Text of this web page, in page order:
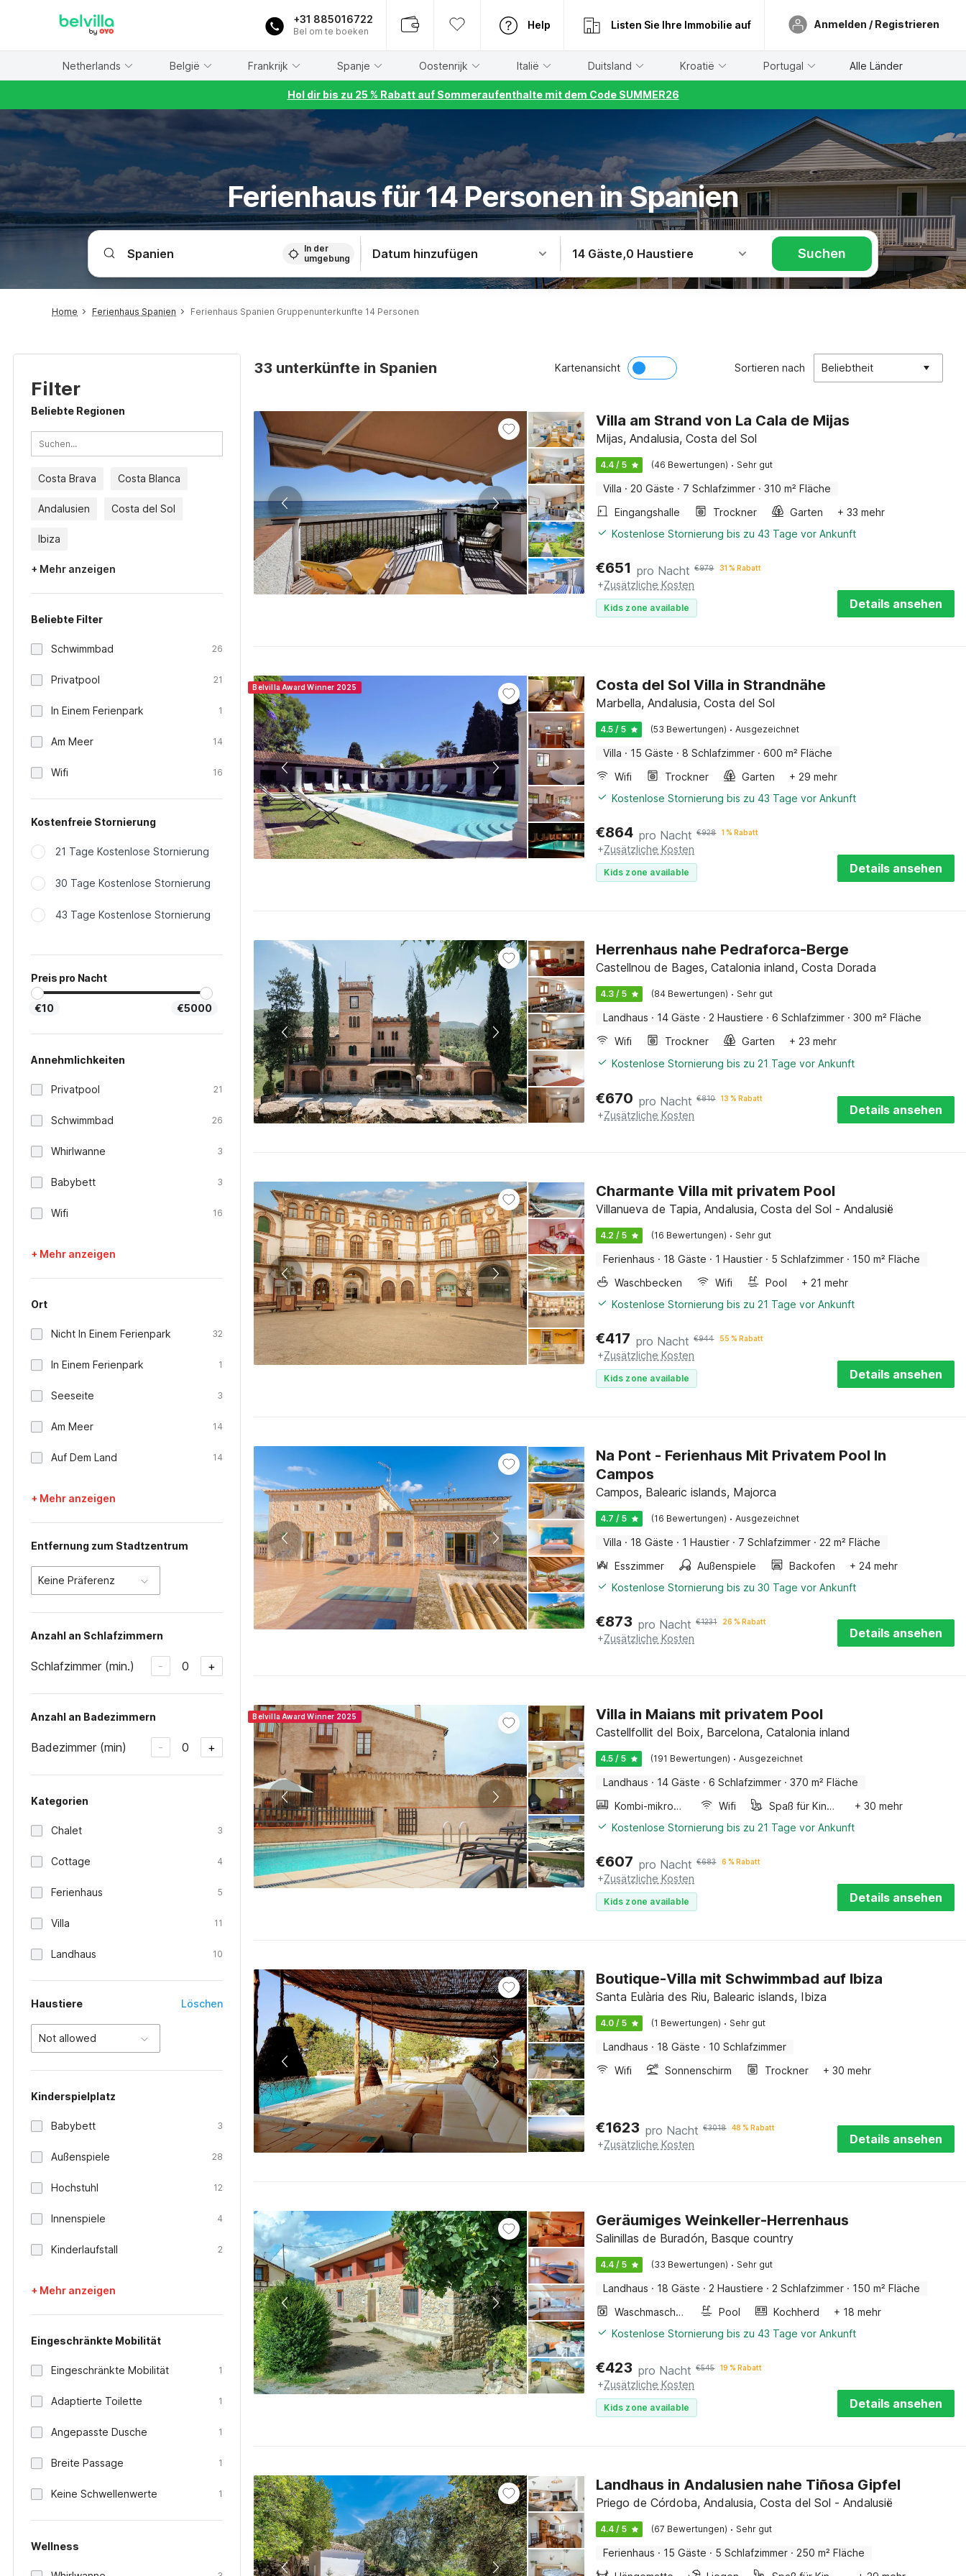
+31 885016722
Bel om te boeken
Help Listen Sie Ihre Immobilie auf Anmelden / Registrieren
Netherlands België Frankrijk Spanje Oostenrijk Italië Duitsland Kroatië Portugal Alle Länder
Hol dir bis zu 25 % Rabatt auf Sommeraufenthalte mit dem Code SUMMER26
Ferienhaus für 14 Personen in Spanien
In der
umgebung
Datum hinzufügen 14 Gäste,0 Haustiere Suchen
Home Ferienhaus Spanien Ferienhaus Spanien Gruppenunterkunfte 14 Personen
Filter
Beliebte Regionen
Costa Brava Costa Blanca
Andalusien Costa del Sol
Ibiza
+ Mehr anzeigen
Beliebte Filter
Schwimmbad 26
Privatpool 21
In Einem Ferienpark 1
Am Meer 14
Wifi 16
Kostenfreie Stornierung
21 Tage Kostenlose Stornierung
30 Tage Kostenlose Stornierung
43 Tage Kostenlose Stornierung
Preis pro Nacht
€10 €5000
Annehmlichkeiten
Privatpool 21
Schwimmbad 26
Whirlwanne 3
Babybett 3
Wifi 16
+ Mehr anzeigen
Ort
Nicht In Einem Ferienpark 32
In Einem Ferienpark 1
Seeseite 3
Am Meer 14
Auf Dem Land 14
+ Mehr anzeigen
Entfernung zum Stadtzentrum
Keine Präferenz
Anzahl an Schlafzimmern
Schlafzimmer (min.) - 0 +
Anzahl an Badezimmern
Badezimmer (min) - 0 +
Kategorien
Chalet 3
Cottage 4
Ferienhaus 5
Villa 11
Landhaus 10
Haustiere Löschen
Not allowed
Kinderspielplatz
Babybett 3
Außenspiele 28
Hochstuhl 12
Innenspiele 4
Kinderlaufstall 2
+ Mehr anzeigen
Eingeschränkte Mobilität
Eingeschränkte Mobilität 1
Adaptierte Toilette 1
Angepasste Dusche 1
Breite Passage 1
Keine Schwellenwerte 1
Wellness
33 unterkünfte in Spanien Kartenansicht Sortieren nach Beliebtheit
Villa am Strand von La Cala de Mijas
Mijas, Andalusia, Costa del Sol
4.4 / 5 (46 Bewertungen) · Sehr gut
Villa · 20 Gäste · 7 Schlafzimmer · 310 m² Fläche
Eingangshalle
Trockner Garten
+ 33 mehr
Kostenlose Stornierung bis zu 43 Tage vor Ankunft
€651 pro Nacht €979 31 % Rabatt
+Zusätzliche Kosten
Kids zone available Details ansehen
Belvilla Award Winner 2025 Costa del Sol Villa in Strandnähe
Marbella, Andalusia, Costa del Sol
4.5 / 5 (53 Bewertungen) · Ausgezeichnet
Villa · 15 Gäste · 8 Schlafzimmer · 600 m² Fläche
Wifi
Trockner Garten
+ 29 mehr
Kostenlose Stornierung bis zu 43 Tage vor Ankunft
€864 pro Nacht €928 1 % Rabatt
+Zusätzliche Kosten
Kids zone available Details ansehen
Herrenhaus nahe Pedraforca-Berge
Castellnou de Bages, Catalonia inland, Costa Dorada
4.3 / 5 (84 Bewertungen) · Sehr gut
Landhaus · 14 Gäste · 2 Haustiere · 6 Schlafzimmer · 300 m² Fläche
Wifi
Trockner Garten
+ 23 mehr
Kostenlose Stornierung bis zu 21 Tage vor Ankunft
€670 pro Nacht €810 13 % Rabatt
+Zusätzliche Kosten Details ansehen
Charmante Villa mit privatem Pool
Villanueva de Tapia, Andalusia, Costa del Sol - Andalusië
4.2 / 5 (16 Bewertungen) · Sehr gut
Ferienhaus · 18 Gäste · 1 Haustier · 5 Schlafzimmer · 150 m² Fläche
Waschbecken
Wifi Pool
+ 21 mehr
Kostenlose Stornierung bis zu 21 Tage vor Ankunft
€417 pro Nacht €944 55 % Rabatt
+Zusätzliche Kosten
Kids zone available Details ansehen
Na Pont - Ferienhaus Mit Privatem Pool In
Campos
Campos, Balearic islands, Majorca
4.7 / 5 (16 Bewertungen) · Ausgezeichnet
Villa · 18 Gäste · 1 Haustier · 7 Schlafzimmer · 22 m² Fläche
Esszimmer
Außenspiele Backofen
+ 24 mehr
Kostenlose Stornierung bis zu 30 Tage vor Ankunft
€873 pro Nacht €1231 26 % Rabatt
+Zusätzliche Kosten Details ansehen
Belvilla Award Winner 2025 Villa in Maians mit privatem Pool
Castellfollit del Boix, Barcelona, Catalonia inland
4.5 / 5 (191 Bewertungen) · Ausgezeichnet
Landhaus · 14 Gäste · 6 Schlafzimmer · 370 m² Fläche
Kombi-mikrowelle
Wifi Spaß für Kinder
+ 30 mehr
Kostenlose Stornierung bis zu 21 Tage vor Ankunft
€607 pro Nacht €683 6 % Rabatt
+Zusätzliche Kosten
Kids zone available Details ansehen
Boutique-Villa mit Schwimmbad auf Ibiza
Santa Eulària des Riu, Balearic islands, Ibiza
4.0 / 5 (1 Bewertungen) · Sehr gut
Landhaus · 18 Gäste · 10 Schlafzimmer
Wifi
Sonnenschirm Trockner + 30 mehr
€1623 pro Nacht €3018 48 % Rabatt
+Zusätzliche Kosten Details ansehen
Geräumiges Weinkeller-Herrenhaus
Salinillas de Buradón, Basque country
4.4 / 5 (33 Bewertungen) · Sehr gut
Landhaus · 18 Gäste · 2 Haustiere · 2 Schlafzimmer · 150 m² Fläche
Waschmaschine
Pool Kochherd
+ 18 mehr
Kostenlose Stornierung bis zu 43 Tage vor Ankunft
€423 pro Nacht €545 19 % Rabatt
+Zusätzliche Kosten
Kids zone available Details ansehen
Landhaus in Andalusien nahe Tiñosa Gipfel
Priego de Córdoba, Andalusia, Costa del Sol - Andalusië
4.4 / 5 (67 Bewertungen) · Sehr gut
Ferienhaus · 15 Gäste · 5 Schlafzimmer · 250 m² Fläche